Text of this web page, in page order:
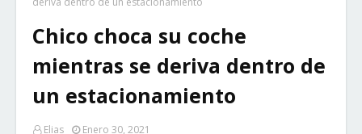
Chico choca su coche
mientras se deriva dentro de
un estacionamiento
Elias Enero 30, 2021